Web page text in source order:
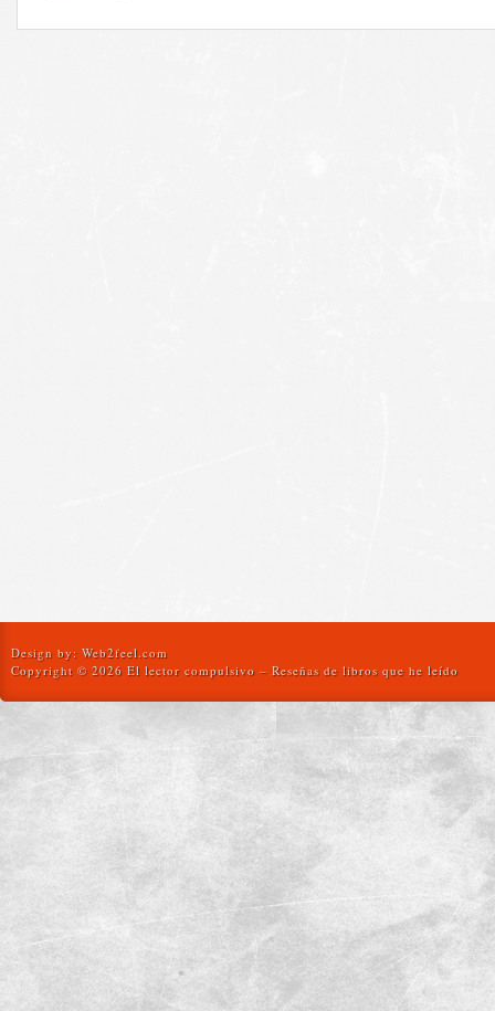
Design by: Web2feel.com
Copyright © 2026 El lector compulsivo – Reseñas de libros que he leído